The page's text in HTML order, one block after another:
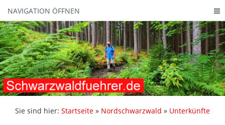
NAVIGATION ÖFFNEN
Sie sind hier: Startseite » Nordschwarzwald » Unterkünfte